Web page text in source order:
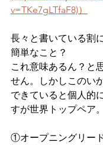
v=TKe7gLTfaF8)）
長々と書いている割
簡単なこと？
これ意味あるん？と
せん。しかしこのい
できていると個人的
すが世界トップペア
①オープニングリー